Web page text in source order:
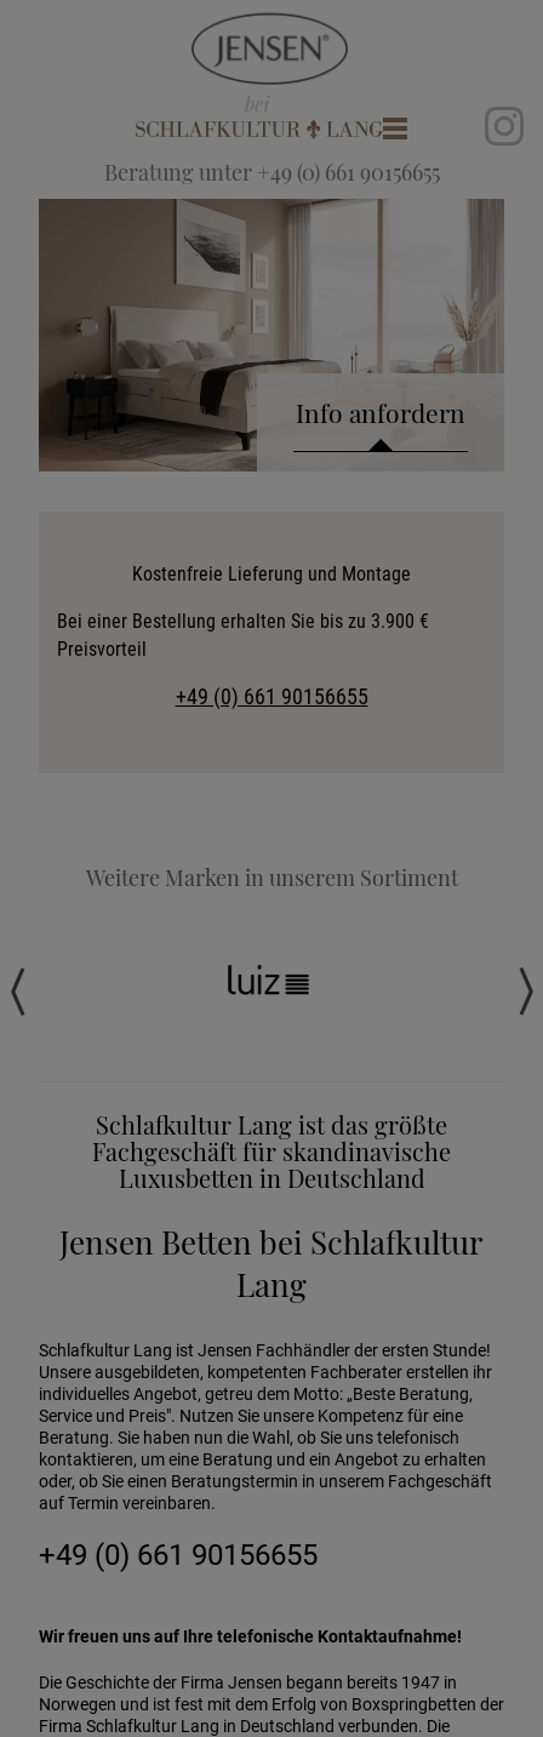
Beratung unter +49 (0) 661 90156655
Info anfordern
Stoffkollektion anfordern
Telefonische Beratung anfordern
Beratungstermin vereinbaren
Kostenfreie Lieferung und Montage
Bei einer Bestellung erhalten Sie bis zu 3.900 €
Preisvorteil
+49 (0) 661 90156655
Weitere Marken in unserem Sortiment
Schlafkultur Lang ist das größte
Fachgeschäft für skandinavische
Luxusbetten in Deutschland
Jensen Betten bei Schlafkultur
Lang
Schlafkultur Lang ist Jensen Fachhändler der ersten Stunde!
Unsere ausgebildeten, kompetenten Fachberater erstellen ihr
individuelles Angebot, getreu dem Motto: „Beste Beratung,
Service und Preis". Nutzen Sie unsere Kompetenz für eine
Beratung. Sie haben nun die Wahl, ob Sie uns telefonisch
kontaktieren, um eine Beratung und ein Angebot zu erhalten
oder, ob Sie einen Beratungstermin in unserem Fachgeschäft
auf Termin vereinbaren.
+49 (0) 661 90156655
Wir freuen uns auf Ihre telefonische Kontaktaufnahme!
Die Geschichte der Firma Jensen begann bereits 1947 in
Norwegen und ist fest mit dem Erfolg von Boxspringbetten der
Firma Schlafkultur Lang in Deutschland verbunden. Die